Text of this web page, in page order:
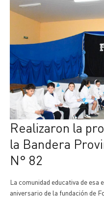
Realizaron la promesa de lealtad a
la Bandera
N° 82
La comunidad educativa de esa
aniversario de la fundación de